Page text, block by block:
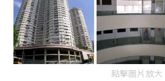
點擊圖片放大